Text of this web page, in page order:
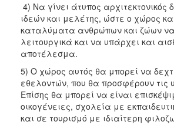
4) Να γίνει άτυπος αρχιτεκτονικός
ιδεών και μελέτης, ώστε ο χώρος
καταλύματα ανθρώπων και ζώων να
λειτουργικά και να υπάρχει και
αποτέλεσμα.
5) Ο χώρος αυτός θα μπορεί να
εθελοντών, που θα προσφέρουν τις
Επίσης θα μπορεί να είναι
οικογένειες, σχολεία με
και σε τουρισμό με ιδιαίτερη